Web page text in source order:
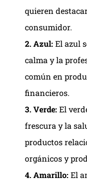
quieren
consumidor.
2. Azul: El azul
calma y la
común en
financieros.
3. Verde: El
frescura y la
productos
orgánicos y
4. Amarillo: El